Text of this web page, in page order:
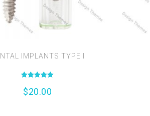
IMPLANTS TYPE I
$20.00
5.00
su 5